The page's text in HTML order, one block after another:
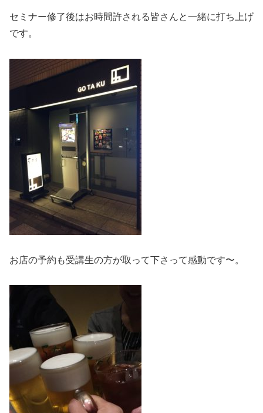
セミナー修了後はお時間許される皆さんと一緒に打ち上げ
です。
お店の予約も受講生の方が取って下さって感動です〜。